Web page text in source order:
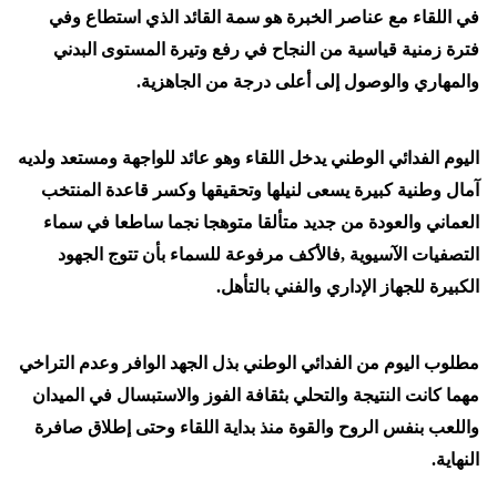
في اللقاء مع عناصر الخبرة هو سمة القائد الذي استطاع وفي
فترة زمنية قياسية من النجاح في رفع وتيرة المستوى البدني
والمهاري والوصول إلى أعلى درجة من الجاهزية.
اليوم الفدائي الوطني يدخل اللقاء وهو عائد للواجهة ومستعد ولديه
آمال وطنية كبيرة يسعى لنيلها وتحقيقها وكسر قاعدة المنتخب
العماني والعودة من جديد متألقا متوهجا نجما ساطعا في سماء
التصفيات الآسيوية ,فالأكف مرفوعة للسماء بأن تتوج الجهود
الكبيرة للجهاز الإداري والفني بالتأهل.
مطلوب اليوم من الفدائي الوطني بذل الجهد الوافر وعدم التراخي
مهما كانت النتيجة والتحلي بثقافة الفوز والاستبسال في الميدان
واللعب بنفس الروح والقوة منذ بداية اللقاء وحتى إطلاق صافرة
النهاية.